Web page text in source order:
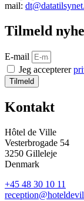
mail:
Tilmeld
E-mail
Jeg accepterer
Tilmeld
Kontakt
Hôtel de Ville
Vesterbrogade 54
3250 Gilleleje
Denmark
+45 48 30 10 11